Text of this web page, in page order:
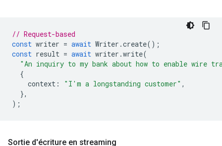
// Request-based
const writer = await Writer .create();
const result = await writer .write(
"An inquiry to my bank about how to enable wire
{
context : "I'm a longstanding customer" ,
},
);
Sortie d'écriture en streaming